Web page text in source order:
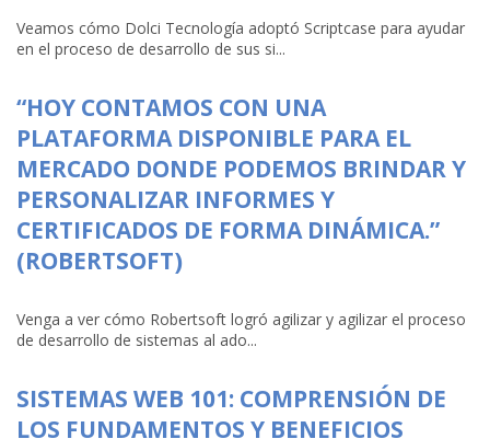
Veamos cómo Dolci Tecnología adoptó Scriptcase para ayudar
en el proceso de desarrollo de sus si...
“HOY CONTAMOS CON UNA
PLATAFORMA DISPONIBLE PARA EL
MERCADO DONDE PODEMOS BRINDAR Y
PERSONALIZAR INFORMES Y
CERTIFICADOS DE FORMA DINÁMICA.”
(ROBERTSOFT)
Venga a ver cómo Robertsoft logró agilizar y agilizar el proceso
de desarrollo de sistemas al ado...
SISTEMAS WEB 101: COMPRENSIÓN DE
LOS FUNDAMENTOS Y BENEFICIOS